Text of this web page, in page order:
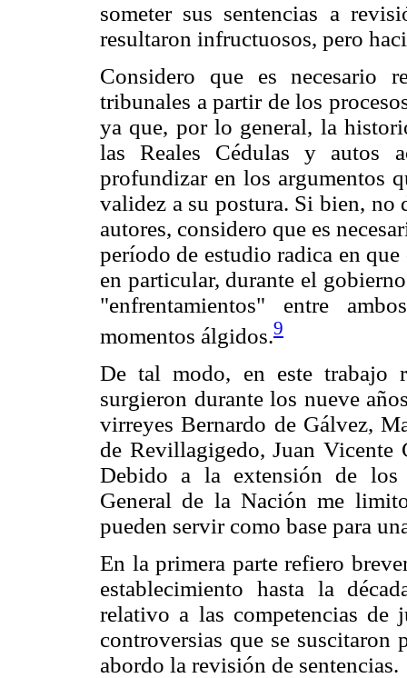
someter sus sentencias a
resultaron infructuosos, pero
Considero que es necesario
tribunales a partir de los
ya que, por lo general, la
las Reales Cédulas y autos
profundizar en los argumentos
validez a su postura. Si bien, no
autores, considero que es
período de estudio radica en
en particular, durante el
"enfrentamientos" entre
momentos álgidos.9
De tal modo, en este trabajo
surgieron durante los nueve
virreyes Bernardo de Gálvez,
de Revillagigedo, Juan Vicente
Debido a la extensión de los
General de la Nación me
pueden servir como base para
En la primera parte refiero
establecimiento hasta la
relativo a las competencias de
controversias que se
abordo la revisión de sentencias.